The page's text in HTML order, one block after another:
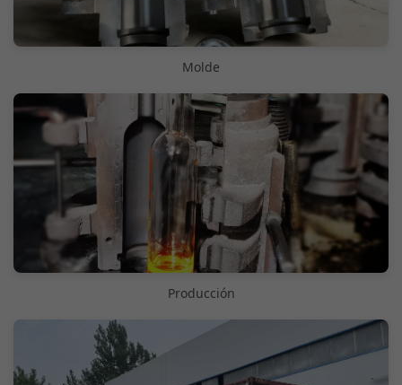
Molde
Producción